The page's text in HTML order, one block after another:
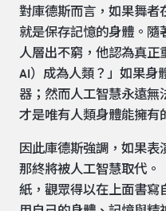
對庫德斯而言，如果舞者
就是保存記憶的身體。隨
人層出不窮，他認為真正
AI）成為人類？」如果身
器；然而人工智慧永遠無
才是唯有人類身體能擁有
因此庫德斯強調，如果表
那終將被人工智慧取代。
紙，觀眾得以在上面書寫